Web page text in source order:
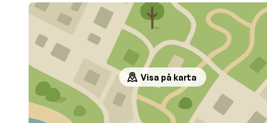
Visa på karta